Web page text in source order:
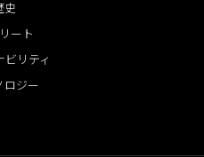
史
ート
ビリティ
ロジー